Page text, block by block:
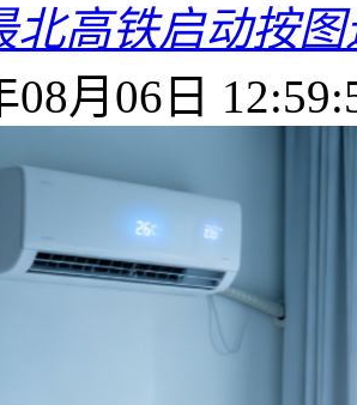
北高铁启动按
08月06日